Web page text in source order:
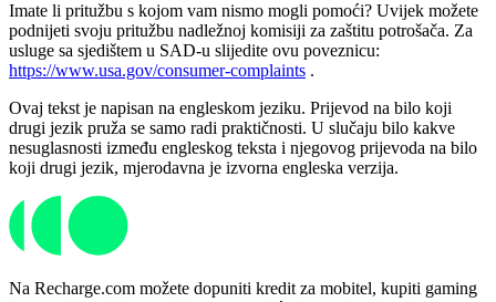
Imate li pritužbu s kojom vam nismo mogli pomoći? Uvijek možete
podnijeti svoju pritužbu nadležnoj komisiji za zaštitu potrošača. Za
usluge sa sjedištem u SAD-u slijedite ovu poveznicu:
https://www.usa.gov/consumer-complaints .
Ovaj tekst je napisan na engleskom jeziku. Prijevod na bilo koji
drugi jezik pruža se samo radi praktičnosti. U slučaju bilo kakve
nesuglasnosti između engleskog teksta i njegovog prijevoda na bilo
koji drugi jezik, mjerodavna je izvorna engleska verzija.
Na Recharge.com možete dopuniti kredit za mobitel, kupiti gaming